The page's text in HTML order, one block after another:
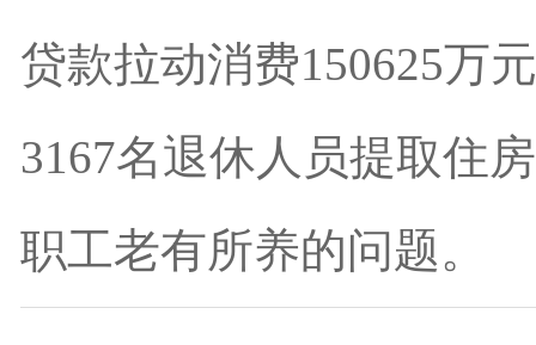
贷款拉动消费150625万
3167名退休人员提取住
职工老有所养的问题。